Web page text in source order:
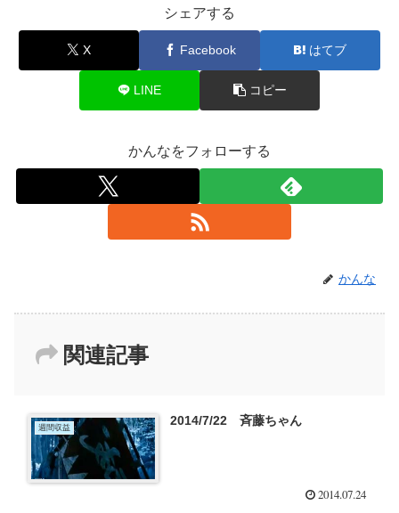
シェアする
X Facebook はてブ
LINE コピー
かんなをフォローする
かんな
関連記事
週間収益 2014/7/22 斉藤ちゃん
2014.07.24